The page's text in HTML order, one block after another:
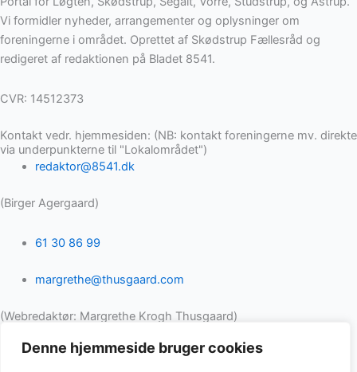
Denne hjemmeside bruger cookies
Vi formidler nyheder, arrangementer og oplysninger om
foreningerne i området. Oprettet af Skødstrup Fællesråd og
redigeret af redaktionen på Bladet 8541.
CVR: 14512373
Kontakt vedr. hjemmesiden: (NB: kontakt foreningerne mv. direkte
via underpunkterne til "Lokalområdet")
redaktor@8541.dk
(Birger Agergaard)
61 30 86 99
margrethe@thusgaard.com
(Webredaktør: Margrethe Krogh Thusgaard)
Facebookgrupper